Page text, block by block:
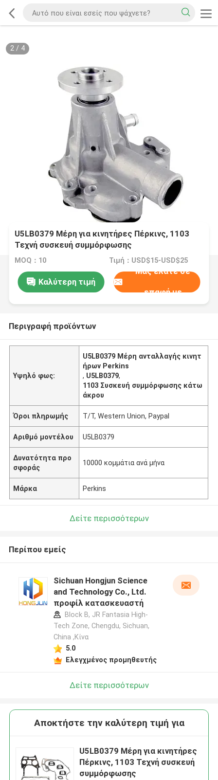
2/ 4
U5LB0379 Μέρη για κινητήρες Πέρκινς, 1103
Τεχνή συσκευή συμμόρφωσης
MOQ：10 Τιμή：USD$15-USD$25
Καλύτερη τιμή
Μας ελάτε σε
επαφή με
Περιγραφή προϊόντων
Υψηλό φως:
U5LB0379 Μέρη ανταλλαγής κινητ
ήρων Perkins
, U5LB0379,
1103 Συσκευή συμμόρφωσης κάτω
άκρου
Όροι πληρωμής T/T, Western Union, Paypal
Αριθμό μοντέλου U5LB0379
Δυνατότητα προ
σφοράς
10000 κομμάτια ανά μήνα
Μάρκα Perkins
Δείτε περισσότερων
Περίπου εμείς
Sichuan Hongjun Science
and Technology Co., Ltd.
προφίλ κατασκευαστή
Block B, JR Fantasia High-
Tech Zone, Chengdu, Sichuan,
China ,Κίνα
5.0
Ελεγχμένος προμηθευτής
Δείτε περισσότερων
Αποκτήστε την καλύτερη τιμή για
U5LB0379 Μέρη για κινητήρες
Πέρκινς, 1103 Τεχνή συσκευή
συμμόρφωσης